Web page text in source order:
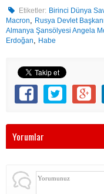
Etiketler: Birinci Dünya
Macron
Rusya Devlet
Almanya Şansölyesi Angela
Erdoğan
Habe
Yorumlar